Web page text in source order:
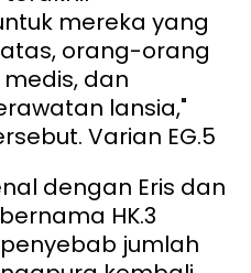
mereka yang
orang-orang
dan
lansia,"
Varian EG.5
dengan Eris dan
HK.3
jumlah